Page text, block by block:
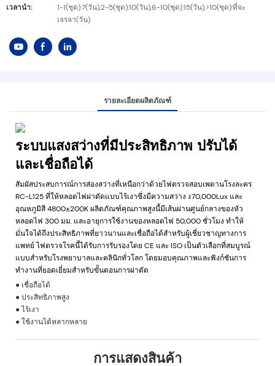
เวลานำ:
1-1(ชุด):7(วัน),2-5(ชุด):10(วัน),6-10(ชุด):15(วัน),>10(ชุด):ที่จะ
เจรจา(วัน)
รายละเอียดผลิตภัณฑ์
ระบบแสงสว่างที่มีประสิทธิภาพ ปรับได้
และเชื่อถือได้
สัมผัสประสบการณ์การส่องสว่างที่เหนือกว่าด้วยไฟตรวจสอบเพดานโรงละคร
RC-L125 ที่ให้หลอดไฟผ่าตัดแบบไร้เงาซึ่งมีความสว่าง ≥70,000Lux และ
อุณหภูมิสี 4800±200K ผลิตภัณฑ์คุณภาพสูงนี้มีเส้นผ่านศูนย์กลางของหัว
หลอดไฟ 300 มม. และอายุการใช้งานของหลอดไฟ 50,000 ชั่วโมง ทำให้
มั่นใจได้ถึงประสิทธิภาพที่ยาวนานและเชื่อถือได้สำหรับผู้เชี่ยวชาญทางการ
แพทย์ ไฟตรวจโรคนี้ได้รับการรับรองโดย CE และ ISO เป็นตัวเลือกที่สมบูรณ์
แบบสำหรับโรงพยาบาลและคลินิกทั่วโลก โดยมอบคุณภาพและฟังก์ชันการ
ทำงานที่ยอดเยี่ยมสำหรับขั้นตอนการผ่าตัด
● เชื่อถือได้
● ประสิทธิภาพสูง
● ไร้เงา
● ใช้งานได้หลากหลาย
การแสดงสินค้า